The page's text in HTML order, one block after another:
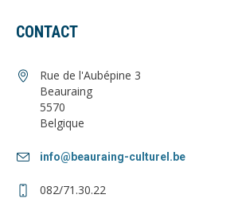
CONTACT
Rue de l'Aubépine 3
Beauraing
5570
Belgique
info@beauraing-culturel.be
082/71.30.22